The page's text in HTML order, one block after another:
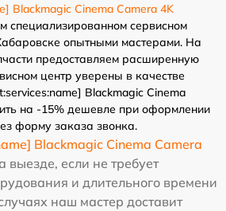
Blackmagic Cinema Camera 4K
специализированном сервисном
опытными мастерами. На
предоставляем расширенную
центр уверены в качестве
Blackmagic Cinema
на -15% дешевле при оформлении
форму заказа звонка.
Blackmagic Cinema Camera
выезде, если не требует
и длительного времени
наш мастер доставит